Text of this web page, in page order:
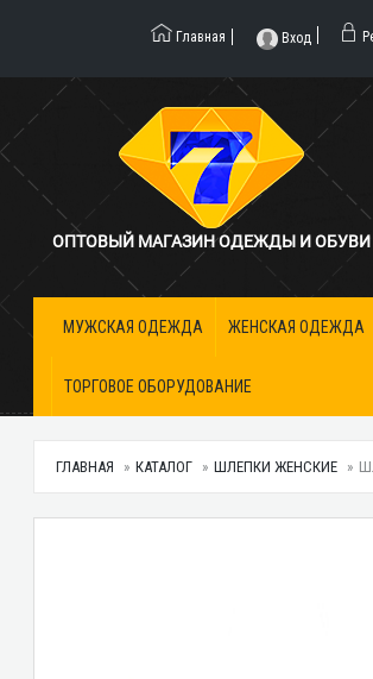
Главная Вход
ОПТОВЫЙ МАГАЗИН ОДЕЖДЫ И ОБУВИ
МУЖСКАЯ ОДЕЖДА ЖЕНСКАЯ ОДЕЖДА
ТОРГОВОЕ ОБОРУДОВАНИЕ
ГЛАВНАЯ КАТАЛОГ ШЛЕПКИ ЖЕНСКИЕ